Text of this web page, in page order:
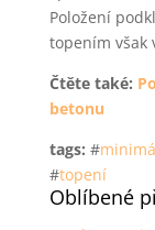
Položení
topením však
Čtěte také:
betonu
tags: #
#topení
Oblíbené